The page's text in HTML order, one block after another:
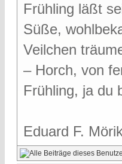
Frühling läßt
Süße,
Veilchen
– Horch, von
Frühling, ja du
Eduard F.